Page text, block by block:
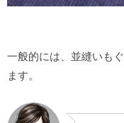
一般的には、並縫いも
ます。